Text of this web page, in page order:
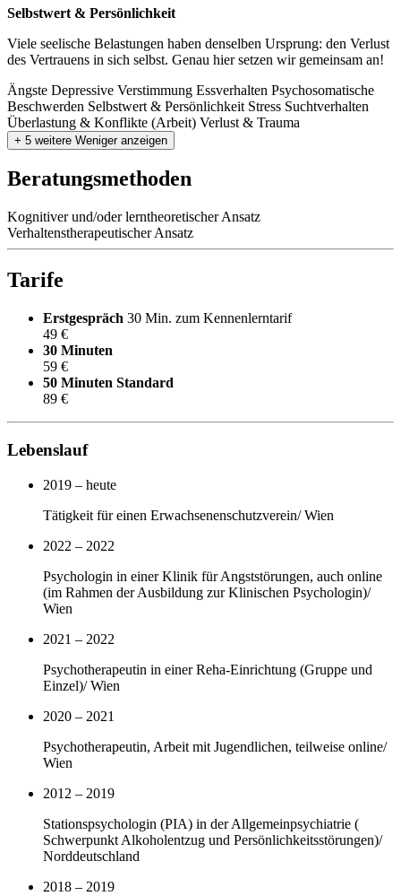
Selbstwert & Persönlichkeit
Viele seelische Belastungen haben denselben Ursprung: den Verlust
des Vertrauens in sich selbst. Genau hier setzen wir gemeinsam an!
Ängste Depressive Verstimmung Essverhalten Psychosomatische
Beschwerden Selbstwert & Persönlichkeit Stress Suchtverhalten
Überlastung & Konflikte (Arbeit) Verlust & Trauma
+ 5 weitere Weniger anzeigen
Beratungsmethoden
Kognitiver und/oder lerntheoretischer Ansatz
Verhaltenstherapeutischer Ansatz
Tarife
Erstgespräch 30 Min. zum Kennenlerntarif
49 €
30 Minuten
59 €
50 Minuten Standard
89 €
Lebenslauf
2019 – heute
Tätigkeit für einen Erwachsenenschutzverein/ Wien
2022 – 2022
Psychologin in einer Klinik für Angststörungen, auch online
(im Rahmen der Ausbildung zur Klinischen Psychologin)/
Wien
2021 – 2022
Psychotherapeutin in einer Reha-Einrichtung (Gruppe und
Einzel)/ Wien
2020 – 2021
Psychotherapeutin, Arbeit mit Jugendlichen, teilweise online/
Wien
2012 – 2019
Stationspsychologin (PIA) in der Allgemeinpsychiatrie (
Schwerpunkt Alkoholentzug und Persönlichkeitsstörungen)/
Norddeutschland
2018 – 2019